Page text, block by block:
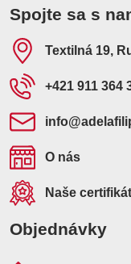
Spojte sa s
Textilná 19,
+421 911 364
O nás
Naše
Objednávky